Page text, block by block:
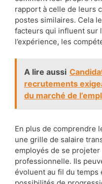
rapport à celle de leurs
postes similaires. Cela
facteurs qui influent sur
l’expérience, les
A lire aussi
recrutements
du marché de
En plus de comprendre
une grille de salaire
employés de se
professionnelle. Ils
évoluent au fil du temps